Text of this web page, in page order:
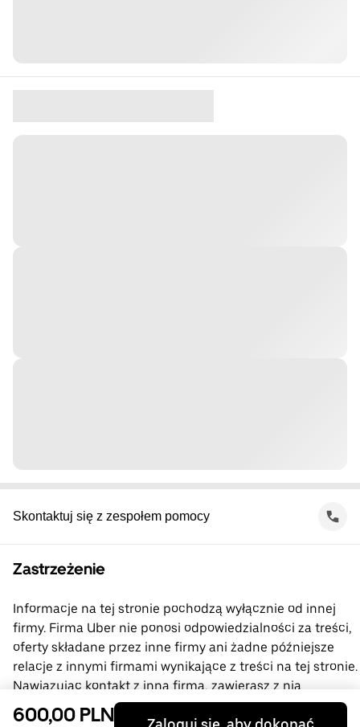
Skontaktuj się z zespołem pomocy
Zastrzeżenie
Informacje na tej stronie pochodzą wyłącznie od innej
firmy. Firma Uber nie ponosi odpowiedzialności za treści,
oferty składane przez inne firmy ani żadne późniejsze
relacje z innymi firmami wynikające z treści na tej stronie.
Nawiązując kontakt z inną firmą, zawierasz z nią
bezpośrednią umowę, której stroną nie jest firma Uber.
600,00 PLN